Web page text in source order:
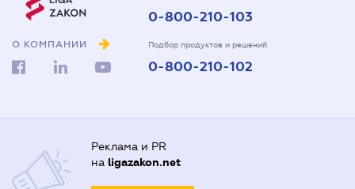
О КОМПАНИИ
0-800-210-103
Подбор продуктов и решений
0-800-210-102
Реклама и PR
на ligazakon.net